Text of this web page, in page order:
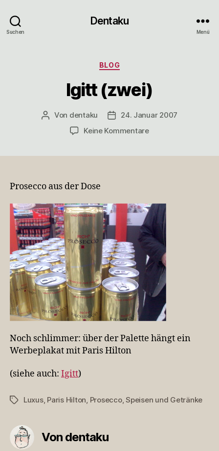
Suchen
Dentaku
Menü
Kategorien
BLOG
Igitt (zwei)
Beitragsautor
Von dentaku Veröffentlichungsdatum
24. Januar 2007
Keine Kommentarezu
Prosecco aus der Dose
Noch schlimmer: über der Palette hängt ein
Werbeplakat mit Paris Hilton
(siehe auch: Igitt)
Schlagwörter
Luxus, Paris Hilton, Prosecco,Speisen und Getränke
Von dentaku